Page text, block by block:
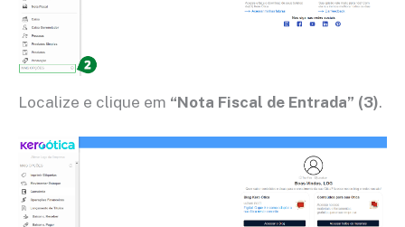
Localize e clique em “Nota Fiscal de Entrada” (3).